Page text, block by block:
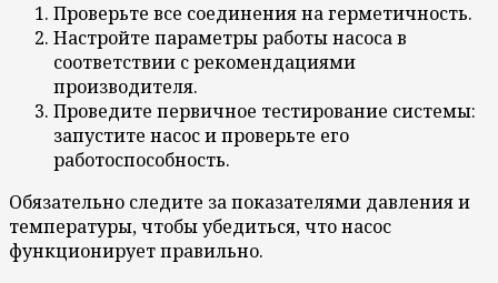
Проверьте все соединения на герметичность.
Настройте параметры работы насоса в
соответствии с рекомендациями
производителя.
Проведите первичное тестирование системы:
запустите насос и проверьте его
работоспособность.
Обязательно следите за показателями давления и
температуры, чтобы убедиться, что насос
функционирует правильно.